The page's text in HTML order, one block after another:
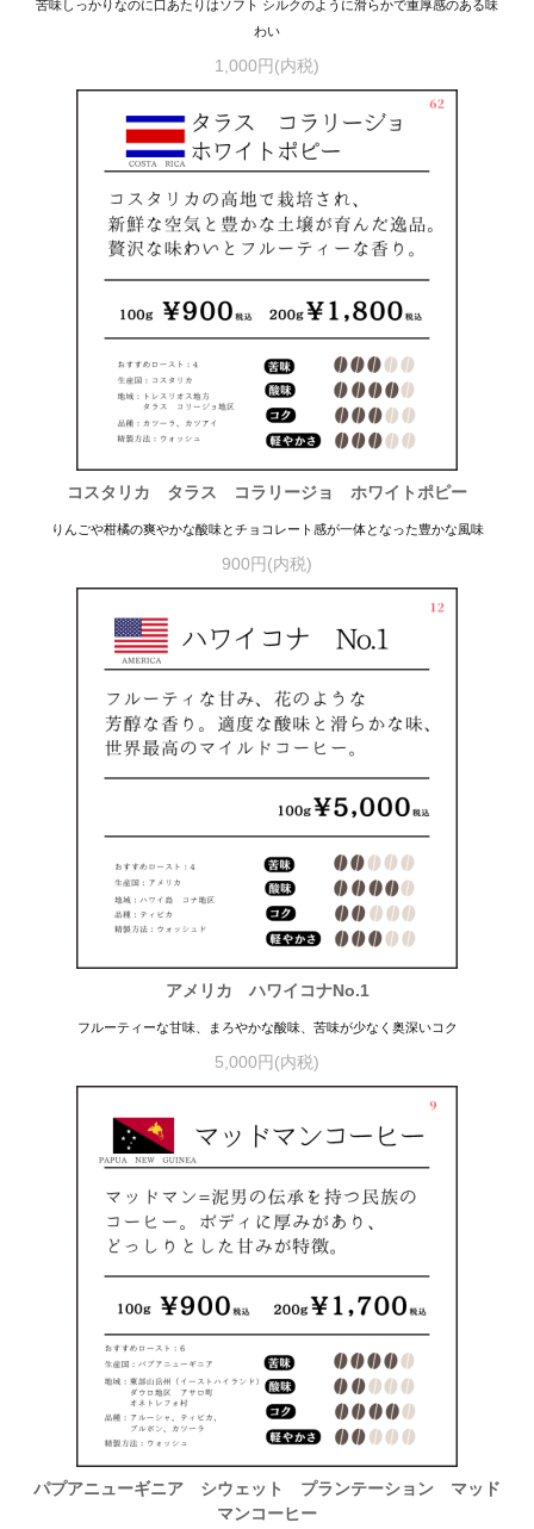
苦味しっかりなのに口あたりはソフト シルクのように滑らかで重厚感のある味
わい
1,000円(内税)
コスタリカ タラス コラリージョ ホワイトポピー
りんごや柑橘の爽やかな酸味とチョコレート感が一体となった豊かな風味
900円(内税)
アメリカ ハワイコナNo.1
フルーティーな甘味、まろやかな酸味、苦味が少なく奥深いコク
5,000円(内税)
パプアニューギニア シウェット プランテーション マッド
マンコーヒー